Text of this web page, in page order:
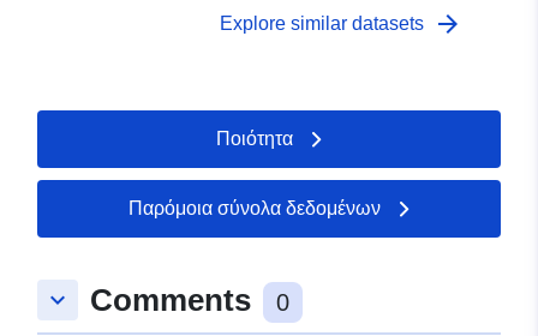
Explore similar datasets arrow_forward
Ποιότητα
Παρόμοια σύνολα δεδομένων
keyboard_arrow_down Comments 0